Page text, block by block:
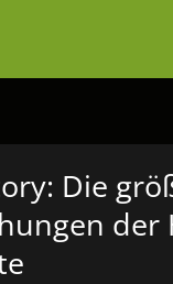
Die
der